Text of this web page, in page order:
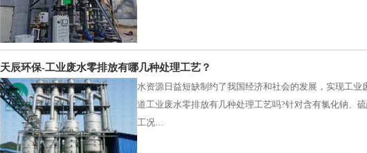
天辰环保-工业废水零排放有哪几种处理工艺？
水资源日益短缺制约了我国经济和社会的发展，实现工业
道工业废水零排放有几种处理工艺吗?针对含有氯化钠、
工况…